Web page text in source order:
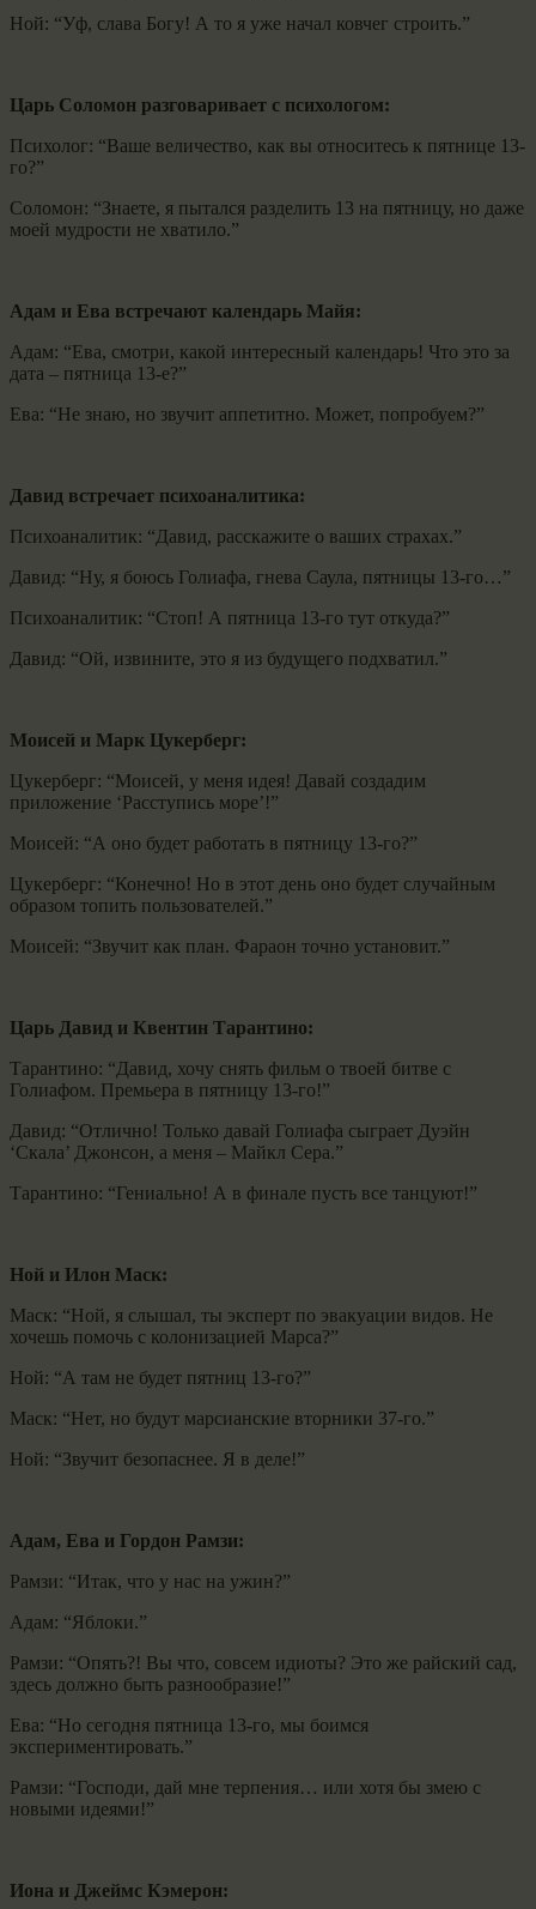
Ной: “Уф, слава Богу! А то я уже начал ковчег строить.”
Царь Соломон разговаривает с психологом:
Психолог: “Ваше величество, как вы относитесь к пятнице 13-
го?”
Соломон: “Знаете, я пытался разделить 13 на пятницу, но даже
моей мудрости не хватило.”
Адам и Ева встречают календарь Майя:
Адам: “Ева, смотри, какой интересный календарь! Что это за
дата – пятница 13-е?”
Ева: “Не знаю, но звучит аппетитно. Может, попробуем?”
Давид встречает психоаналитика:
Психоаналитик: “Давид, расскажите о ваших страхах.”
Давид: “Ну, я боюсь Голиафа, гнева Саула, пятницы 13-го…”
Психоаналитик: “Стоп! А пятница 13-го тут откуда?”
Давид: “Ой, извините, это я из будущего подхватил.”
Моисей и Марк Цукерберг:
Цукерберг: “Моисей, у меня идея! Давай создадим
приложение ‘Расступись море’!”
Моисей: “А оно будет работать в пятницу 13-го?”
Цукерберг: “Конечно! Но в этот день оно будет случайным
образом топить пользователей.”
Моисей: “Звучит как план. Фараон точно установит.”
Царь Давид и Квентин Тарантино:
Тарантино: “Давид, хочу снять фильм о твоей битве с
Голиафом. Премьера в пятницу 13-го!”
Давид: “Отлично! Только давай Голиафа сыграет Дуэйн
‘Скала’ Джонсон, а меня – Майкл Сера.”
Тарантино: “Гениально! А в финале пусть все танцуют!”
Ной и Илон Маск:
Маск: “Ной, я слышал, ты эксперт по эвакуации видов. Не
хочешь помочь с колонизацией Марса?”
Ной: “А там не будет пятниц 13-го?”
Маск: “Нет, но будут марсианские вторники 37-го.”
Ной: “Звучит безопаснее. Я в деле!”
Адам, Ева и Гордон Рамзи:
Рамзи: “Итак, что у нас на ужин?”
Адам: “Яблоки.”
Рамзи: “Опять?! Вы что, совсем идиоты? Это же райский сад,
здесь должно быть разнообразие!”
Ева: “Но сегодня пятница 13-го, мы боимся
экспериментировать.”
Рамзи: “Господи, дай мне терпения… или хотя бы змею с
новыми идеями!”
Иона и Джеймс Кэмерон: